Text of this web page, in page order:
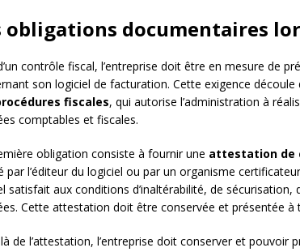
obligations documentaires
contrôle fiscal, l’entreprise doit être en mesure de
son logiciel de facturation. Cette exigence découle
fiscales, qui autorise l’administration à
comptables et fiscales.
obligation consiste à fournir une attestation de
par l’éditeur du logiciel ou par un organisme
satisfait aux conditions d’inaltérabilité, de sécurisation,
Cette attestation doit être conservée et présentée à
de l’attestation, l’entreprise doit conserver et pouvoir